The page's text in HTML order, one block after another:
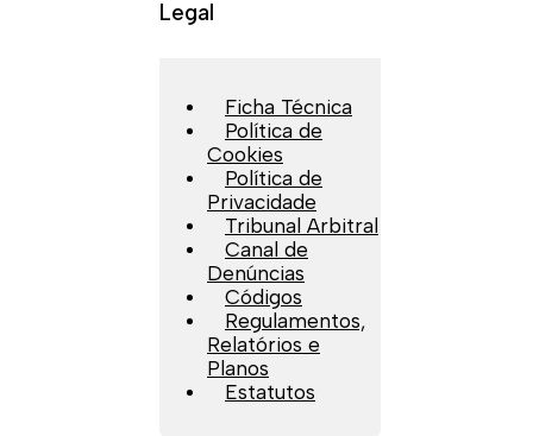
Legal
Ficha Técnica
Política de
Cookies
Política de
Privacidade
Tribunal Arbitral
Canal de
Denúncias
Códigos
Regulamentos,
Relatórios e
Planos
Estatutos